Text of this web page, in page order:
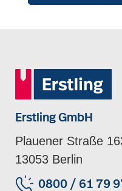
Erstling GmbH
Plauener Straße
13053 Berlin
0800 / 61 79